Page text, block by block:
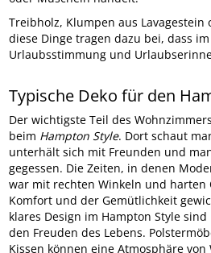
Treibholz, Klumpen aus Lavagestein
diese Dinge tragen dazu bei, dass
Urlaubsstimmung und
Typische Deko für den
Der wichtigste Teil des
beim Hampton Style. Dort schaut
unterhält sich mit Freunden und
gegessen. Die Zeiten, in denen
war mit rechten Winkeln und harten
Komfort und der Gemütlichkeit
klares Design im Hampton Style
den Freuden des Lebens.
Kissen können eine Atmosphäre